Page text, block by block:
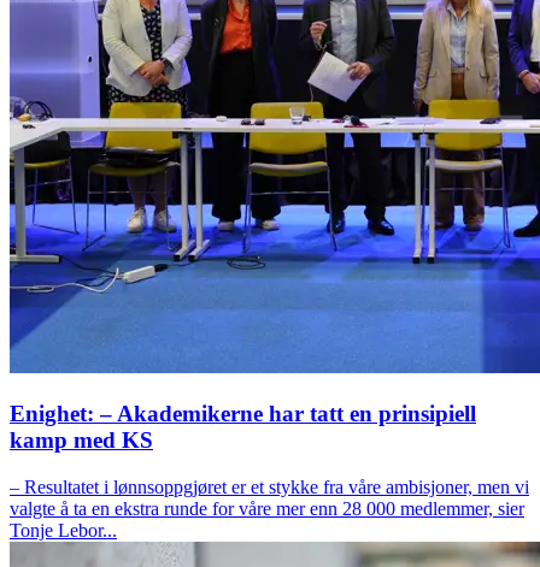
Enighet: – Akademikerne har tatt en prinsipiell
kamp med KS
– Resultatet i lønnsoppgjøret er et stykke fra våre ambisjoner, men vi
valgte å ta en ekstra runde for våre mer enn 28 000 medlemmer, sier
Tonje Lebor...